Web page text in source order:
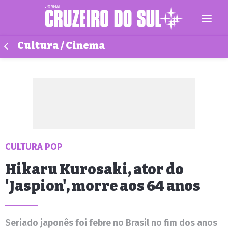
Cultura / Cinema
CULTURA POP
Hikaru Kurosaki, ator do
'Jaspion', morre aos 64 anos
Seriado japonês foi febre no Brasil no fim dos anos